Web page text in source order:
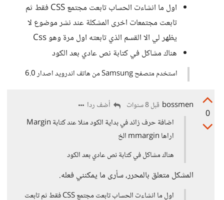
اول ما انشاءت الحساب تابعت مجتمع CSS فقط ثم
تابعت مجتمعات اخرى المشكلة عند نشر موضوع لا
يظهر لي الا القسم الذي تابعته اول مرة وهو Css
هناك مشاكل في كتابة نص عادي بعد الكود
استخدم متصفح Samsung من هاتف اندرويد اصدار 6.0
0
bossmen قبل 8 سنوات
أضف ردا
اضافة حرف زائد في بداية الكود مثلا عند كتابة Margin
اراها mmargin الخ
هناك مشاكل في كتابة نص عادي بعد الكود
المشكل متعلق بالمحرر، سأرى ما يمكنني فعله.
اول ما انشاءت الحساب تابعت مجتمع CSS فقط ثم تابعت